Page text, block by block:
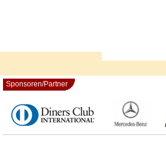
Sponsoren/Partner